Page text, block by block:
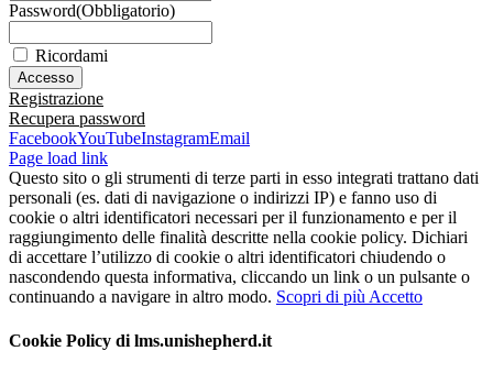
Password(Obbligatorio)
Ricordami
Registrazione
Recupera password
FacebookYouTubeInstagramEmail
Page load link
Questo sito o gli strumenti di terze parti in esso integrati trattano dati
personali (es. dati di navigazione o indirizzi IP) e fanno uso di
cookie o altri identificatori necessari per il funzionamento e per il
raggiungimento delle finalità descritte nella cookie policy. Dichiari
di accettare l’utilizzo di cookie o altri identificatori chiudendo o
nascondendo questa informativa, cliccando un link o un pulsante o
continuando a navigare in altro modo. Scopri di piùAccetto
Cookie Policy di lms.unishepherd.it